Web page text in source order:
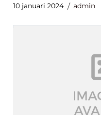
10 januari 2024 admin